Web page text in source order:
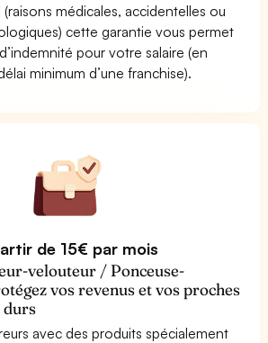
médicales, accidentelles ou
cette garantie vous permet
pour votre salaire (en
minimum d’une franchise).
de 15€ par mois
velouteur / Ponceuse-
vos revenus et vos proches
durs
avec des produits spécialement